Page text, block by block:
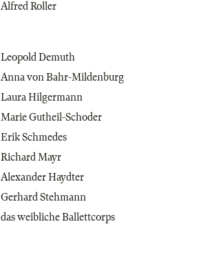
Alfred Roller
Leopold Demuth
Anna von Bahr-Mildenburg
Laura Hilgermann
Marie Gutheil-Schoder
Erik Schmedes
Richard Mayr
Alexander Haydter
Gerhard Stehmann
das weibliche Ballettcorps